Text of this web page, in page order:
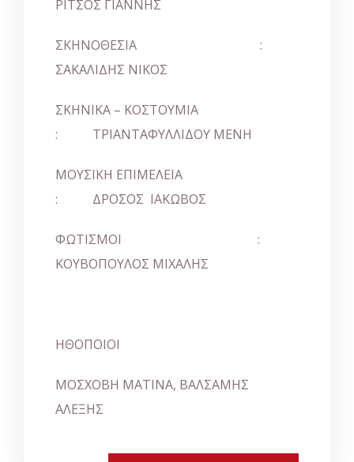
ΡΙΤΣΟΣ ΓΙΑΝΝΗΣ
ΣΚΗΝΟΘΕΣΙΑ :
ΣΑΚΑΛΙΔΗΣ ΝΙΚΟΣ
ΣΚΗΝΙΚΑ – ΚΟΣΤΟΥΜΙΑ
: ΤΡΙΑΝΤΑΦΥΛΛΙΔΟΥ ΜΕΝΗ
ΜΟΥΣΙΚΗ ΕΠΙΜΕΛΕΙΑ
: ΔΡΟΣΟΣ ΙΑΚΩΒΟΣ
ΦΩΤΙΣΜΟΙ
:
ΚΟΥΒΟΠΟΥΛΟΣ ΜΙΧΑΛΗΣ
ΗΘΟΠΟΙΟΙ
ΜΟΣΧΟΒΗ ΜΑΤΙΝΑ, ΒΑΛΣΑΜΗΣ
ΑΛΕΞΗΣ